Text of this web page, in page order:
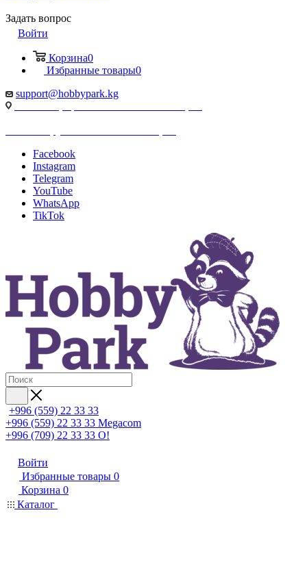
Задать вопрос
Войти
Корзина0
Избранные товары0
support@hobbypark.kg
Facebook
Instagram
Telegram
YouTube
WhatsApp
TikTok
+996 (559) 22 33 33
+996 (559) 22 33 33 Megacom
+996 (709) 22 33 33 O!
Войти
Избранные товары 0
Корзина 0
Каталог